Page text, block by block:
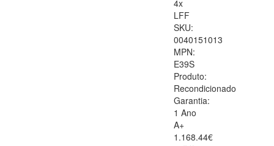
4x
LFF
SKU:
0040151013
MPN:
E39S
Produto:
Recondicionado
Garantia:
1 Ano
A+
1.168.44€